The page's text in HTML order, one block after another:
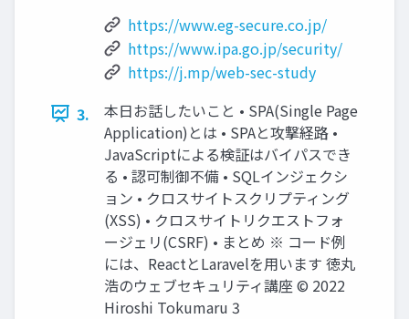
https://www.eg-secure.co.jp/
https://www.ipa.go.jp/security/
https://j.mp/web-sec-study
3.
本日お話したいこと • SPA(Single Page
Application)とは • SPAと攻撃経路 •
JavaScriptによる検証はバイパスでき
る • 認可制御不備 • SQLインジェクシ
ョン • クロスサイトスクリプティング
(XSS) • クロスサイトリクエストフォ
ージェリ(CSRF) • まとめ ※ コード例
には、ReactとLaravelを用います 徳丸
浩のウェブセキュリティ講座 © 2022
Hiroshi Tokumaru 3